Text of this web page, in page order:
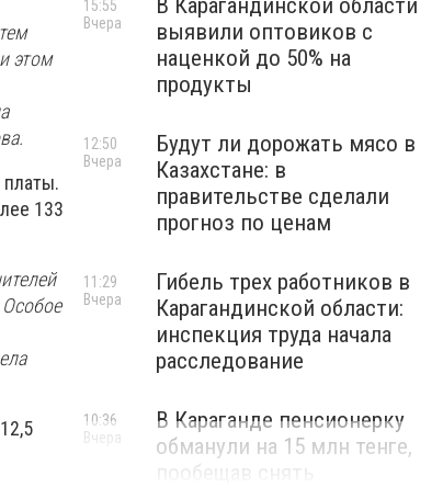
этом
платы.
133
В Карагандинской области
выявили оптовиков с
наценкой до 50% на
продукты
15:55
Вчера
Будут ли дорожать мясо в
Казахстане: в
правительстве сделали
прогноз по ценам
12:50
Вчера
Гибель трех работников в
Карагандинской области:
инспекция труда начала
расследование
11:29
Вчера
В Караганде пенсионерку
обманули на 15 млн тенге,
пообещав снять
10:36
Вчера